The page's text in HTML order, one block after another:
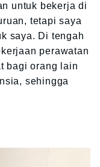
untuk bekerja di
tetapi saya
saya. Di tengah
perawatan
bagi orang lain
sehingga